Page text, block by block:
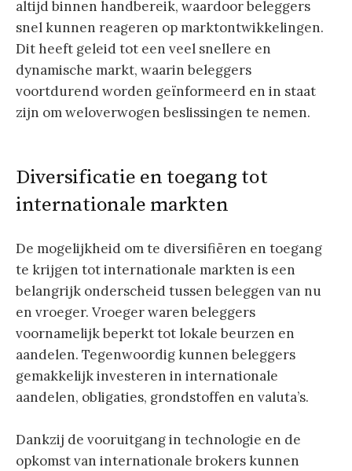
altijd binnen handbereik, waardoor beleggers
snel kunnen reageren op marktontwikkelingen.
Dit heeft geleid tot een veel snellere en
dynamische markt, waarin beleggers
voortdurend worden geïnformeerd en in staat
zijn om weloverwogen beslissingen te nemen.
Diversificatie en toegang tot
internationale markten
De mogelijkheid om te diversifiëren en toegang
te krijgen tot internationale markten is een
belangrijk onderscheid tussen beleggen van nu
en vroeger. Vroeger waren beleggers
voornamelijk beperkt tot lokale beurzen en
aandelen. Tegenwoordig kunnen beleggers
gemakkelijk investeren in internationale
aandelen, obligaties, grondstoffen en valuta’s.
Dankzij de vooruitgang in technologie en de
opkomst van internationale brokers kunnen